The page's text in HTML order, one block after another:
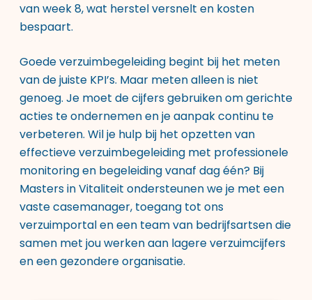
van week 8, wat herstel versnelt en kosten
bespaart.
Goede verzuimbegeleiding begint bij het meten
van de juiste KPI’s. Maar meten alleen is niet
genoeg. Je moet de cijfers gebruiken om gerichte
acties te ondernemen en je aanpak continu te
verbeteren. Wil je hulp bij het opzetten van
effectieve verzuimbegeleiding met professionele
monitoring en begeleiding vanaf dag één? Bij
Masters in Vitaliteit ondersteunen we je met een
vaste casemanager, toegang tot ons
verzuimportal en een team van bedrijfsartsen die
samen met jou werken aan lagere verzuimcijfers
en een gezondere organisatie.